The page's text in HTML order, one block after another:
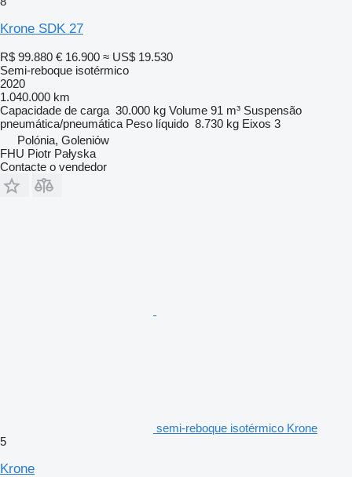
Krone SDK 27
R$ 99.880 € 16.900 ≈ US$ 19.530
Semi-reboque isotérmico
2020
1.040.000 km
Capacidade de carga 30.000 kg Volume 91 m³ Suspensão
pneumática/pneumática Peso líquido 8.730 kg Eixos 3
Polónia, Goleniów
FHU Piotr Pałyska
Contacte o vendedor
semi-reboque isotérmico Krone
5
Krone